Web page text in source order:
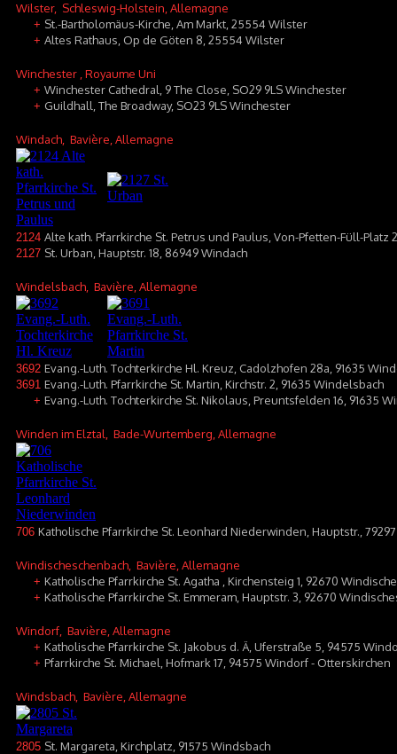
Wilster, Schleswig-Holstein, Allemagne
+ St.-Bartholomäus-Kirche, Am Markt, 25554 Wilster
+ Altes Rathaus, Op de Göten 8, 25554 Wilster
Winchester , Royaume Uni
+ Winchester Cathedral, 9 The Close, SO29 9LS Winchester
+ Guildhall, The Broadway, SO23 9LS Winchester
Windach , Bavière, Allemagne
2124 Alte kath. Pfarrkirche St. Petrus und Paulus, Von-Pfetten-Füll-Platz
2127 St. Urban, Hauptstr. 18, 86949 Windach
Windelsbach , Bavière, Allemagne
3692 Evang.-Luth. Tochterkirche Hl. Kreuz, Cadolzhofen 28a, 91635
3691 Evang.-Luth. Pfarrkirche St. Martin, Kirchstr. 2, 91635 Windelsbach
+ Evang.-Luth. Tochterkirche St. Nikolaus, Preuntsfelden 16, 91635
Winden im Elztal , Bade-Wurtemberg, Allemagne
706 Katholische Pfarrkirche St. Leonhard Niederwinden, Hauptstr.,
Windischeschenbach , Bavière, Allemagne
+ Katholische Pfarrkirche St. Agatha , Kirchensteig 1, 92670
+ Katholische Pfarrkirche St. Emmeram, Hauptstr. 3, 92670
Windorf , Bavière, Allemagne
+ Katholische Pfarrkirche St. Jakobus d. Ä, Uferstraße 5, 94575
+ Pfarrkirche St. Michael, Hofmark 17, 94575 Windorf - Otterskirchen
Windsbach , Bavière, Allemagne
2805 St. Margareta, Kirchplatz, 91575 Windsbach